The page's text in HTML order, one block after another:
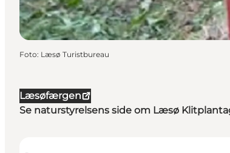
Læsøfærgen
Se naturstyrelsens side om Læsø
Foto: Læsø Turistbureau